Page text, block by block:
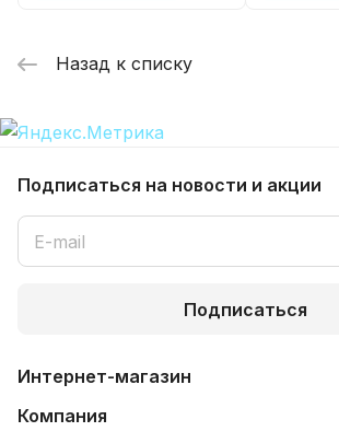
Назад к списку
Подписаться на новости и акции
Подписаться
Интернет-магазин
Компания